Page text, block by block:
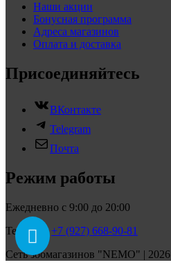
Наши акции
Бонусная программа
Адреса магазинов
Оплата и доставка
Присоединяйтесь
ВКонтакте
Telegram
Почта
Режим работы
Ежедневно с 9:00 до 20:00
Телефон:+7 (927) 668-90-81
Сеть зоомагазинов "NEMO" | 2026